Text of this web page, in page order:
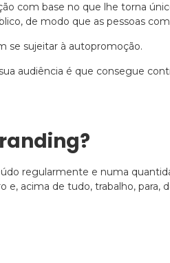
com base no que lhe torna
de modo que as pessoas
se sujeitar à autopromoção.
audiência é que consegue
regularmente e numa
acima de tudo, trabalho, para,